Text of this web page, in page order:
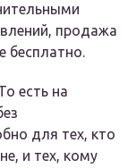
продажа
бесплатно.
есть на
для тех, кто
и тех, кому